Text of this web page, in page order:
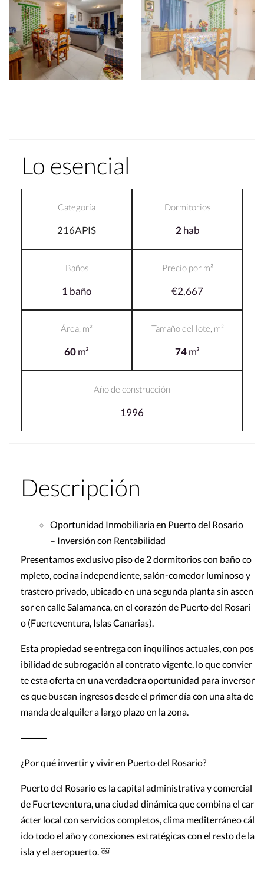
Lo esencial
Categoría
216APIS
Dormitorios
2 hab
Baños
1 baño
Precio por m²
€2,667
Área, m²
60m²
Tamaño del lote, m²
74m²
Año de construcción
1996
Descripción
Oportunidad Inmobiliaria en Puerto del Rosario
– Inversión con Rentabilidad
Presentamos exclusivo piso de 2 dormitorios con baño co
mpleto, cocina independiente, salón-comedor luminoso y
trastero privado, ubicado en una segunda planta sin ascen
sor en calle Salamanca, en el corazón de Puerto del Rosari
o (Fuerteventura, Islas Canarias).
Esta propiedad se entrega con inquilinos actuales, con pos
ibilidad de subrogación al contrato vigente, lo que convier
te esta oferta en una verdadera oportunidad para inversor
es que buscan ingresos desde el primer día con una alta de
manda de alquiler a largo plazo en la zona.
⸻
¿Por qué invertir y vivir en Puerto del Rosario?
Puerto del Rosario es la capital administrativa y comercial
de Fuerteventura, una ciudad dinámica que combina el car
ácter local con servicios completos, clima mediterráneo cál
ido todo el año y conexiones estratégicas con el resto de la
isla y el aeropuerto. ￼